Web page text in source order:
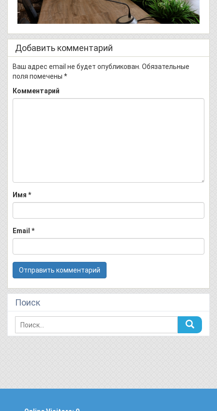
Добавить комментарий
Ваш адрес email не будет опубликован. Обязательные
поля помечены *
Комментарий
Имя *
Email *
Поиск